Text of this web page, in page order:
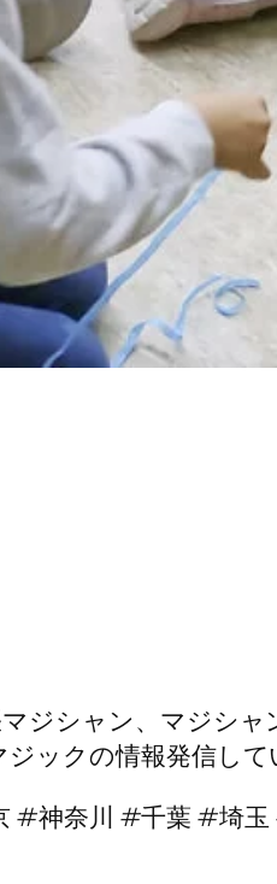
ジシャン、マジシャ
ックの情報発信して
神奈川 #千葉 #埼